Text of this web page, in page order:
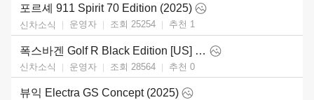
포르셰 911 Spirit 70 Edition (2025)
신차소식 운영자 조회 25254 추천 1
폭스바겐 Golf R Black Edition [US] (2025)
신차소식 운영자 조회 28564 추천 0
뷰익 Electra GS Concept (2025)